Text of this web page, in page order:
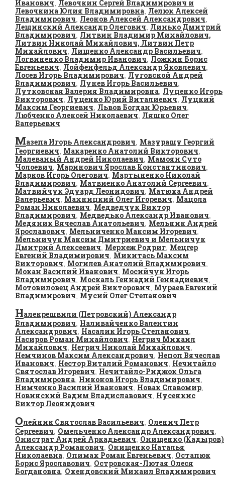
Иванович, Левочкин Сергей Владимирович и
Левочкина Юлия Владимировна, Лелюк Алексей
Владимирович, Леонов Алексей Александрович,
Лещинский Александр Олегович, Линько Дмитрий
Владимирович, Литвин Владимир Михайлович,
Литвин Николай Михайлович, Литвин Петр
Михайлович, Лищенко Александр Васильевич,
Логвиненко Владимир Иванович, Ложкин Борис
Евгеньевич, Лойфенфельд Александр Яковлевич,
Лосев Игорь Владимирович, Луговской Андрей
Владимирович, Лунев Игорь Васильевич,
Лутковская Валерия Владимировна, Луценко Игорь
Викторович, Луценко Юрий Виталиевич, Луцкий
Максим Георгиевич, Львов Богдан Юрьевич,
Любченко Алексей Николаевич, Ляшко Олег
Валерьевич
Мазепа Игорь Александрович, Мазурашу Георгий
Георгиевич, Макаренко Анатолий Викторович,
Малеваный Андрей Николаевич, Мамоян Суто
Чолоевич, Маринович Ярослав Константинович,
Марков Игорь Олегович, Мартыненко Николай
Владимирович, Матвиенко Анатолий Сергеевич,
Матвийчук Эдуард Леонидович, Матюха Андрей
Валерьевич, Махницкий Олег Игоревич, Мацола
Роман Николаевич, Медведчук Виктор
Владимирович, Медведько Александр Иванович,
Медяник Вячеслав Анатольевич, Мельник Андрей
Ярославович, Мельниченко Максим Игоревич,
Мельничук Максим Дмитриевич и Мельничук
Дмитрий Алексеевич, Мерхеж Родриг, Мецгер
Евгений Владимирович, Микитась Максим
Викторович, Могилев Анатолий Владимирович,
Мокан Василий Иванович, Мосийчук Игорь
Владимирович, Москаль Геннадий Геннадиевич,
Мотовиловец Андрей Викторович, Мураев Евгений
Владимирович, Мусий Олег Степанович
Налекрешвили (Петровский) Александр
Владимирович, Наливайченко Валентин
Александрович, Насалик Игорь Степанович,
Насиров Роман Михайлович, Негрич Михаил
Михайлович, Негрич Николай Михайлович,
Немчинов Максим Александрович, Непоп Вячеслав
Иванович, Нестор Виталий Романович, Нечитайло
Святослав Игоревич, Нечитайло-Риджок Ольга
Владимировна, Никонов Игорь Владимирович,
Нимченко Василий Иванович, Новак Славомир,
Новинский Вадим Владиславович, Нусенкис
Виктор Леонидович
Олейник Святослав Васильевич, Оленич Петр
Сергеевич, Омельченко Александр Александрович,
Онистрат Андрей Аркадьевич, Онищенко (Кадыров)
Александр Романович, Онищенко Наталья
Николаевна, Опимах Роман Евгеньевич, Остапюк
Борис Ярославович, Островская-Лютая Олеся
Богдановна, Охендовский Михаил Владимирович